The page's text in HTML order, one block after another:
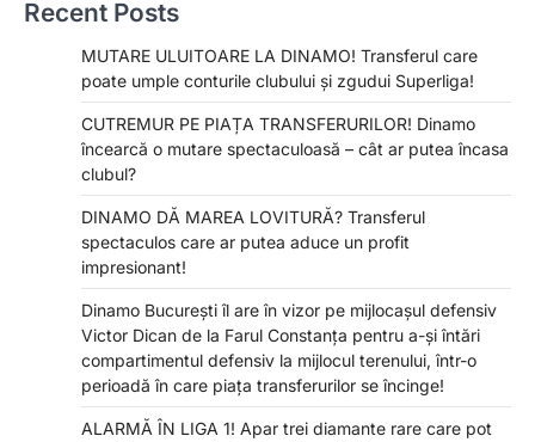
Recent Posts
MUTARE ULUITOARE LA DINAMO! Transferul care
poate umple conturile clubului și zgudui Superliga!
CUTREMUR PE PIAȚA TRANSFERURILOR! Dinamo
încearcă o mutare spectaculoasă – cât ar putea încasa
clubul?
DINAMO DĂ MAREA LOVITURĂ? Transferul
spectaculos care ar putea aduce un profit
impresionant!
Dinamo București îl are în vizor pe mijlocașul defensiv
Victor Dican de la Farul Constanța pentru a-și întări
compartimentul defensiv la mijlocul terenului, într-o
perioadă în care piața transferurilor se încinge!
ALARMĂ ÎN LIGA 1! Apar trei diamante rare care pot